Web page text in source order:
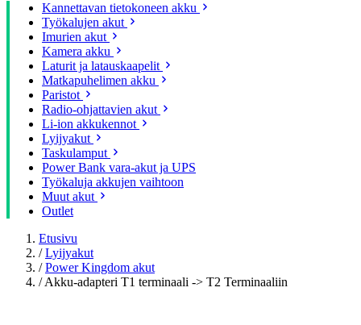
Kannettavan tietokoneen akku
Työkalujen akut
Imurien akut
Kamera akku
Laturit ja latauskaapelit
Matkapuhelimen akku
Paristot
Radio-ohjattavien akut
Li-ion akkukennot
Lyijyakut
Taskulamput
Power Bank vara-akut ja UPS
Työkaluja akkujen vaihtoon
Muut akut
Outlet
Etusivu
/ Lyijyakut
/ Power Kingdom akut
/ Akku-adapteri T1 terminaali -> T2 Terminaaliin